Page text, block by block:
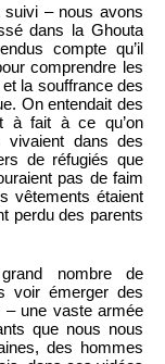
– nous avons
dans la Ghouta
compte qu’il
comprendre les
la souffrance des
On entendait des
à fait à ce qu’on
vivaient dans des
de réfugiés que
pas de faim
vêtements étaient
perdu des parents
nombre de
voir émerger des
– une vaste armée
que nous nous
des hommes